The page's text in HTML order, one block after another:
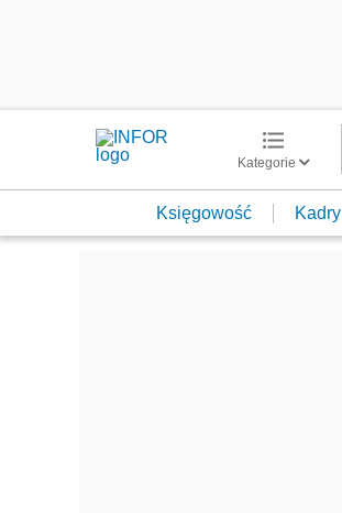
Kategorie
Księgowość Kadry